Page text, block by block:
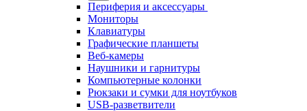
Периферия и аксессуары
Мониторы
Клавиатуры
Графические планшеты
Веб-камеры
Наушники и гарнитуры
Компьютерные колонки
Рюкзаки и сумки для ноутбуков
USB-разветвители